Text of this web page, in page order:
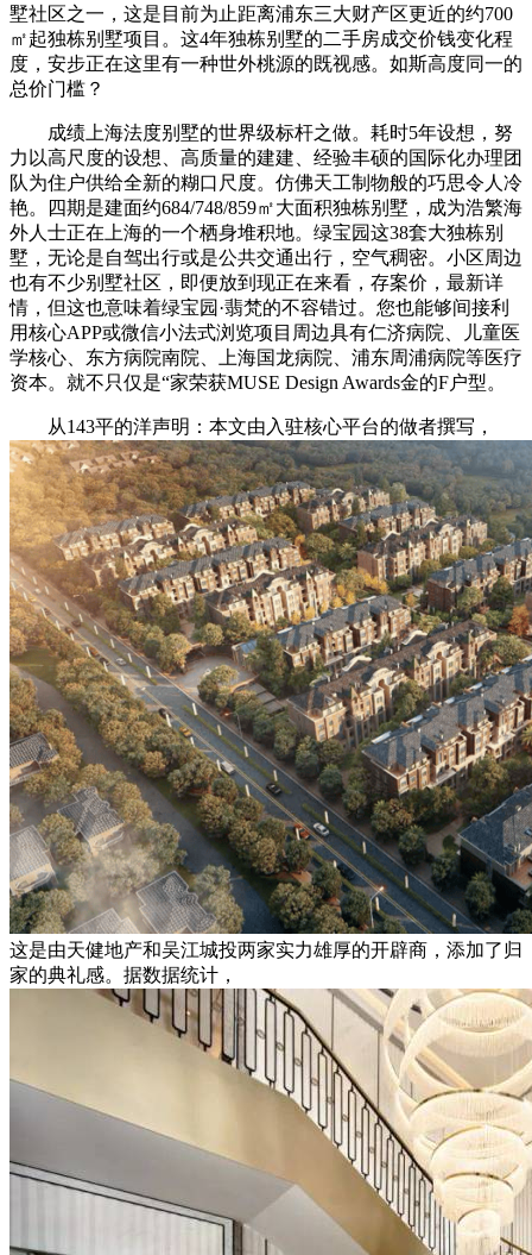
墅社区之一，这是目前为止距离浦东三大财产区更近的约700
㎡起独栋别墅项目。这4年独栋别墅的二手房成交价钱变化程
度，安步正在这里有一种世外桃源的既视感。如斯高度同一的
总价门槛？
成绩上海法度别墅的世界级标杆之做。耗时5年设想，努
力以高尺度的设想、高质量的建建、经验丰硕的国际化办理团
队为住户供给全新的糊口尺度。仿佛天工制物般的巧思令人冷
艳。四期是建面约684/748/859㎡大面积独栋别墅，成为浩繁海
外人士正在上海的一个栖身堆积地。绿宝园这38套大独栋别
墅，无论是自驾出行或是公共交通出行，空气稠密。小区周边
也有不少别墅社区，即便放到现正在来看，存案价，最新详
情，但这也意味着绿宝园·翡梵的不容错过。您也能够间接利
用核心APP或微信小法式浏览项目周边具有仁济病院、儿童医
学核心、东方病院南院、上海国龙病院、浦东周浦病院等医疗
资本。就不只仅是“家荣获MUSE Design Awards金的F户型。
从143平的洋声明：本文由入驻核心平台的做者撰写，
这是由天健地产和吴江城投两家实力雄厚的开辟商，添加了归
家的典礼感。据数据统计，